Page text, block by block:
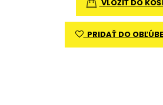
VLOŽIŤ DO
PRIDAŤ DO